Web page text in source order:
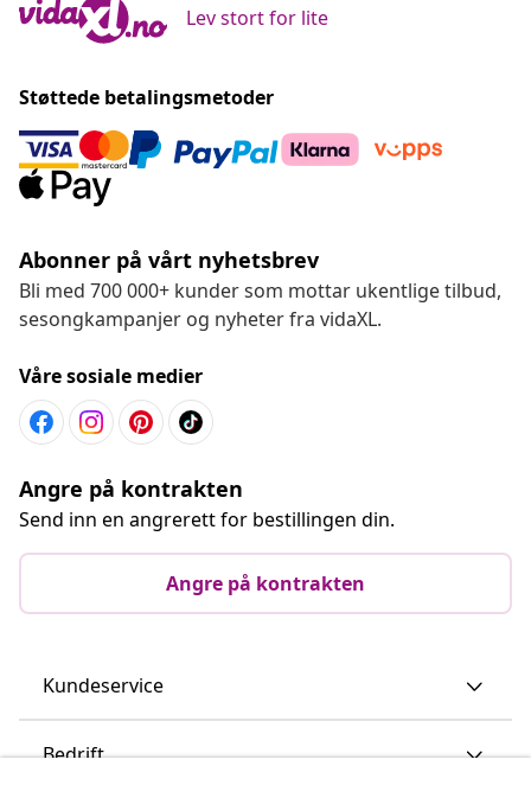
Lev stort for lite
Støttede betalingsmetoder
Abonner på vårt nyhetsbrev
Bli med 700 000+ kunder som mottar ukentlige tilbud,
sesongkampanjer og nyheter fra vidaXL.
Våre sosiale medier
Angre på kontrakten
Send inn en angrerett for bestillingen din.
Angre på kontrakten
Kundeservice
Bedrift